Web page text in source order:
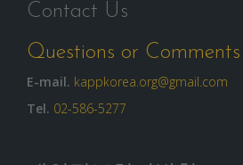
Contact Us
Questions or Comments
E-mail. kappkorea.org@gmail.com
Tel. 02-586-5277